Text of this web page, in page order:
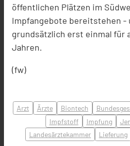
öffentlichen Plätzen im
Impfangebote bereitstehen -
grundsätzlich erst einmal für
Jahren.
(fw)
Arzt Ärzte Biontech
Impfstoff
Impfung
Landesärztekammer
Lieferung